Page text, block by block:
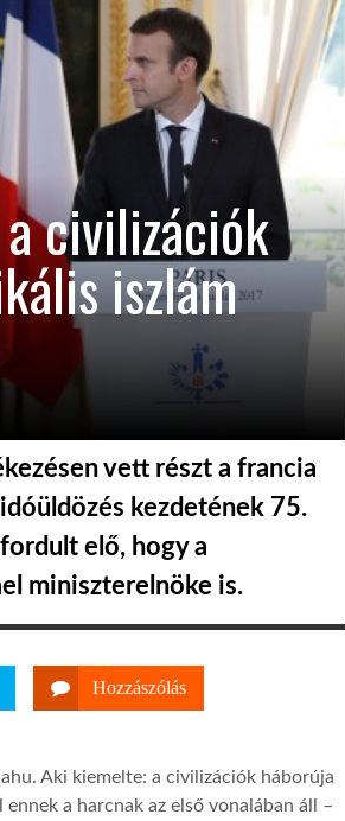
civilizációk
iszlám
vett részt a francia
kezdetének 75.
elő, hogy a
miniszterelnöke is.
Hozzászólás
Aki kiemelte: a civilizációk háborúja
a harcnak az első vonalában áll –